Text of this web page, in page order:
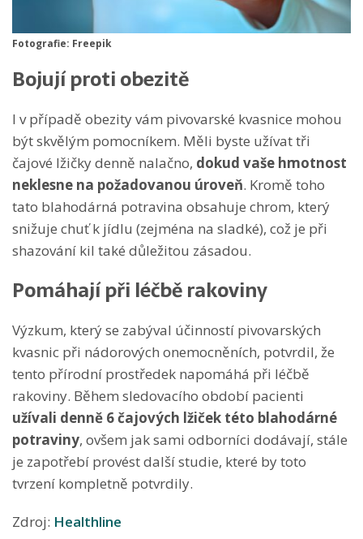
Fotografie: Freepik
Bojují proti obezitě
I v případě obezity vám pivovarské kvasnice mohou
být skvělým pomocníkem. Měli byste užívat tři
čajové lžičky denně nalačno, dokud vaše hmotnost
neklesne na požadovanou úroveň. Kromě toho
tato blahodárná potravina obsahuje chrom, který
snižuje chuť k jídlu (zejména na sladké), což je při
shazování kil také důležitou zásadou.
Pomáhají při léčbě rakoviny
Výzkum, který se zabýval účinností pivovarských
kvasnic při nádorových onemocněních, potvrdil, že
tento přírodní prostředek napomáhá při léčbě
rakoviny. Během sledovacího období pacienti
užívali denně 6 čajových lžiček této blahodárné
potraviny, ovšem jak sami odborníci dodávají, stále
je zapotřebí provést další studie, které by toto
tvrzení kompletně potvrdily.
Zdroj: Healthline